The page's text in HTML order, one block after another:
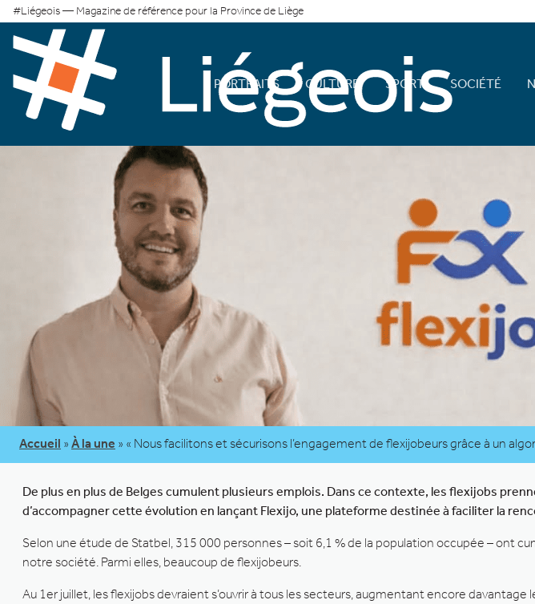
#Liégeois — Magazine de référence pour la Province de Liège
PORTRAITS CULTURE SPORT SOCIÉTÉ
Accueil » À la une » « Nous facilitons et sécurisons l’engagement de flexijobeurs grâce à un
De plus en plus de Belges cumulent plusieurs emplois. Dans ce contexte, les flexijobs
d’accompagner cette évolution en lançant Flexijo, une plateforme destinée à faciliter la
Selon une étude de Statbel, 315 000 personnes – soit 6,1 % de la population occupée – ont
notre société. Parmi elles, beaucoup de flexijobeurs.
Au 1er juillet, les flexijobs devraient s’ouvrir à tous les secteurs, augmentant encore